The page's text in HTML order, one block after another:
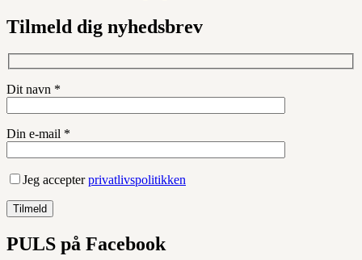
Tilmeld dig nyhedsbrev
Dit navn *
Din e-mail *
Jeg accepterprivatlivspolitikken
PULS på Facebook